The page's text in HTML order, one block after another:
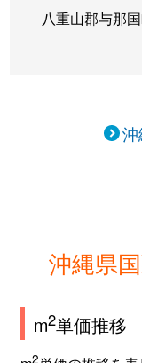
八重山郡与那
沖縄県
m2単価推移
2